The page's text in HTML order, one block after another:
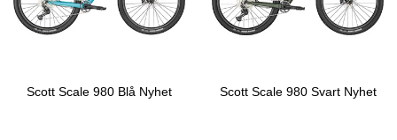
Scott Scale 980 Blå Nyhet Scott Scale 980 Svart Nyhet